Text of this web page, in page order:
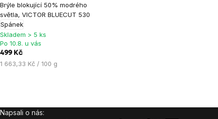
Brýle blokující 50% modrého
světla, VICTOR BLUECUT 530
Spánek
hodnocení
produktu
je
4,0
z
5
Skladem > 5 ks
Po 10.8. u vás
499 Kč
Měrná
1 663,33 Kč / 100 g
prvky
Zápatí
Napsali o nás: